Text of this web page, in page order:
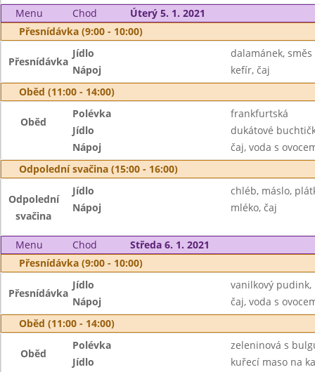
Menu Chod
Úterý 5. 1. 2021
Přesnídávka (9:00 - 10:00)
Přesnídávka
Jídlo
dalamánek, směs
Nápoj
kefír, čaj
Oběd (11:00 - 14:00)
Oběd
Polévka
frankfurtská
Jídlo
dukátové
Nápoj
čaj, voda s
Odpolední svačina (15:00 - 16:00)
Odpolední
svačina
Jídlo
chléb, máslo,
Nápoj
mléko, čaj
Menu Chod
Středa 6. 1. 2021
Přesnídávka (9:00 - 10:00)
Přesnídávka
Jídlo
vanilkový pudink,
Nápoj
čaj, voda s
Oběd (11:00 - 14:00)
Oběd
Polévka
zeleninová s
Jídlo
kuřecí maso na